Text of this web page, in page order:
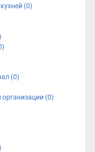
(0)
(0)
организации (0)